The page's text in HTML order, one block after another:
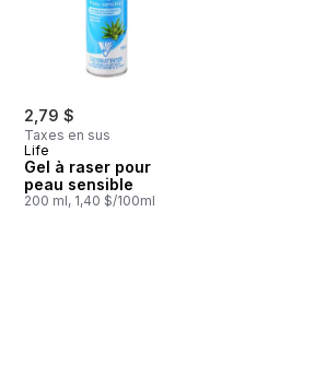
2,79 $
Taxes en sus
Life
Gel à raser pour
peau sensible
200 ml, 1,40 $/100ml
panier
Cream™, Sans Parfum au panier